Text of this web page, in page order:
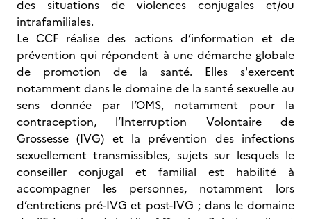
des situations de violences conjugales et/ou
intrafamiliales.
Le CCF réalise des actions d’information et de
prévention qui répondent à une démarche globale
de promotion de la santé. Elles s'exercent
notamment dans le domaine de la santé sexuelle au
sens donnée par l’OMS, notamment pour la
contraception, l’Interruption Volontaire de
Grossesse (IVG) et la prévention des infections
sexuellement transmissibles, sujets sur lesquels le
conseiller conjugal et familial est habilité à
accompagner les personnes, notamment lors
d’entretiens pré-IVG et post-IVG ; dans le domaine